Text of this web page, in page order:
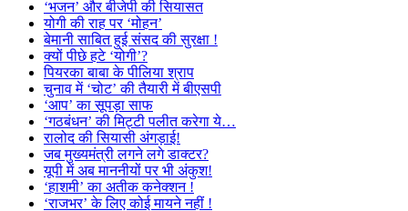
‘भजन’ और बीजेपी की सियासत
योगी की राह पर ‘मोहन’
बेमानी साबित हुई संसद की सुरक्षा !
क्यों पीछे हटे ‘योगी’?
पियरका बाबा के पीलिया श्राप
चुनाव में ‘चोट’ की तैयारी में बीएसपी
‘आप’ का सूपड़ा साफ
‘गठबंधन’ की मिट्टी पलीत करेगा ये…
रालोद की सियासी अंगड़ाई!
जब मुख्यमंत्री लगने लगे डाक्टर?
यूपी में अब माननीयों पर भी अंकुश!
‘हाशमी’ का अतीक कनेक्शन !
‘राजभर’ के लिए कोई मायने नहीं !